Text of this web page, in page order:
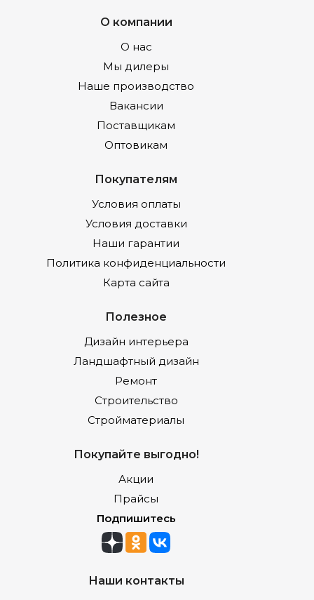
О компании
О нас
Мы дилеры
Наше производство
Вакансии
Поставщикам
Оптовикам
Покупателям
Условия оплаты
Условия доставки
Наши гарантии
Политика конфиденциальности
Карта сайта
Полезное
Дизайн интерьера
Ландшафтный дизайн
Ремонт
Строительство
Стройматериалы
Покупайте выгодно!
Акции
Прайсы
Подпишитесь
Наши контакты